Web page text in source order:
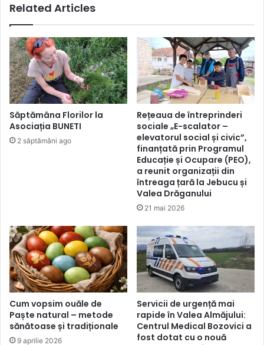
2024
Related Articles
Săptămâna Florilor la
Asociația BUNETI
2 săptămâni ago
Rețeaua de întreprinderi
sociale „E-scalator –
elevatorul social și civic”,
finanțată prin Programul
Educație și Ocupare (PEO),
a reunit organizații din
întreaga țară la Jebucu și
Valea Drăganului
21 mai 2026
Cum vopsim ouăle de
Paște natural – metode
sănătoase și tradiționale
9 aprilie 2026
Servicii de urgență mai
rapide în Valea Almăjului:
Centrul Medical Bozovici a
fost dotat cu o nouă